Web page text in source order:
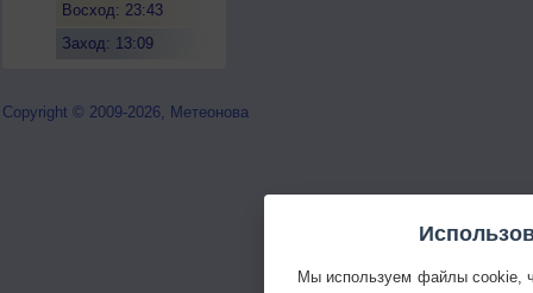
Восход: 23:43
Заход: 13:09
Copyright © 2009-2026, Метеонова
Мы используем файлы cookie,